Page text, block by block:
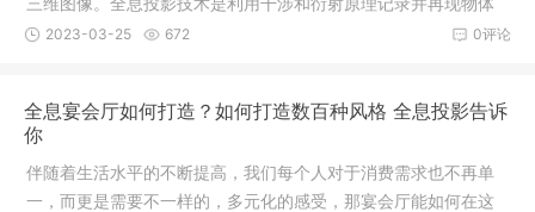
真实的三维图像的技术，它可以将物体的真实图像以影像、全息
台采用 LED屏幕，利用
0评论
2023-03-25 672
全息宴会厅如何打造？如何打造数百种风格 全息投影告诉
你
伴随着生活水平的不断提高，我们每个人对于消费需求也不再单
一，而更是需要不一样的，多元化的感受，那宴会厅能如何在这